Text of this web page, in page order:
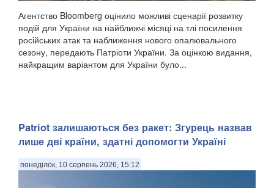
Агентство Bloomberg оцінило можливі сценарії розвитку
подій для України на найближчі місяці на тлі посилення
російських атак та наближення нового опалювального
сезону, передають Патріоти України. За оцінкою видання,
найкращим варіантом для України було...
Patriot залишаються без ракет: Згурець назвав
лише дві країни, здатні допомогти Україні
понеділок, 10 серпень 2026, 15:12